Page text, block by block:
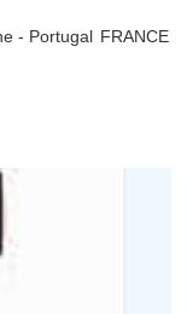
- Portugal FRANCE